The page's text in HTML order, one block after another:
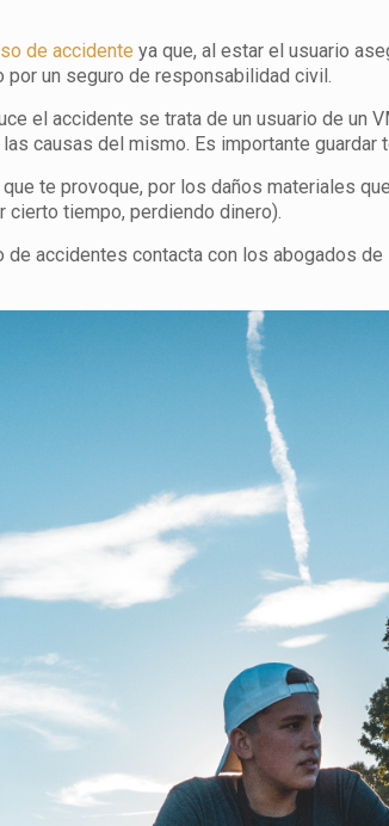
de accidente ya que, al estar el usuario
por un seguro de responsabilidad civil.
el accidente se trata de un usuario de
causas del mismo. Es importante
te provoque, por los daños materiales
cierto tiempo, perdiendo dinero).
accidentes contacta con los abogados de